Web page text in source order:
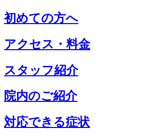
初めての方へ
アクセス・料金
スタッフ紹介
院内のご紹介
対応できる症状